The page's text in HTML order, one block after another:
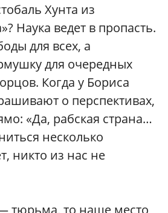
Хунта из
Наука ведет в пропасть.
для всех, а
для очередных
Когда у Бориса
о перспективах,
«Да, рабская страна…
несколько
никто из нас не
тюрьма, то наше место